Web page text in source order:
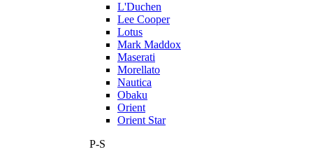
L'Duchen
Lee Cooper
Lotus
Mark Maddox
Maserati
Morellato
Nautica
Obaku
Orient
Orient Star
P-S